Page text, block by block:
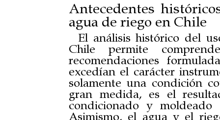
Antecedentes
agua de riego en Chile
El análisis histórico del
Chile permite
recomendaciones
excedían el carácter
solamente una condición
gran medida, es el
condicionado y
Asimismo, el agua y el